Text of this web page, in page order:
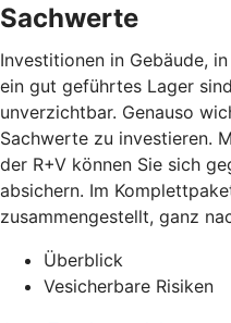
Sachwerte
Investitionen in Gebäude,
ein gut geführtes Lager
unverzichtbar. Genauso
Sachwerte zu investieren.
der R+V können Sie sich
absichern. Im
zusammengestellt, ganz
Überblick
Vesicherbare Risiken